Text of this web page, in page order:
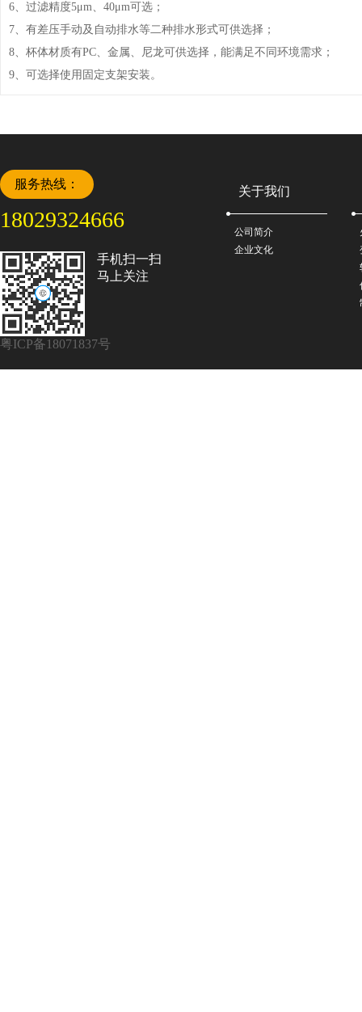
6、过滤精度5μm、40μm可选；
7、有差压手动及自动排水等二种排水形式可供选择；
8、杯体材质有PC、金属、尼龙可供选择，能满足不同环境需求；
9、可选择使用固定支架安装。
服务热线：
18029324666
手机扫一扫
马上关注
关于我们
公司简介
企业文化
粤ICP备18071837号